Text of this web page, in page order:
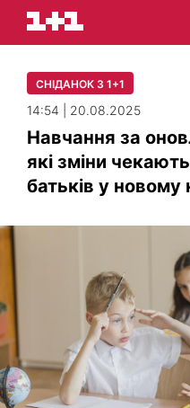
СНІДАНОК З 1+1
14:54 | 20.08.2025
Навчання за
які зміни
батьків у